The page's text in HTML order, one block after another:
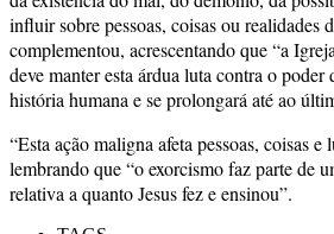
influir sobre pessoas, coisas ou realidades
complementou, acrescentando que “a
deve manter esta árdua luta contra o poder
história humana e se prolongará até ao
“Esta ação maligna afeta pessoas, coisas e
lembrando que “o exorcismo faz parte de
relativa a quanto Jesus fez e ensinou”.